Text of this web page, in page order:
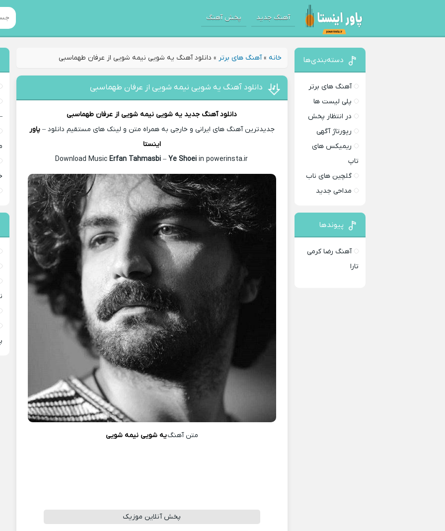
آهنگ جدید پخش آهنگ
خانه »آهنگ های برتر » دانلود آهنگ یه شویی نیمه شویی از عرفان طهماسبی
دانلود آهنگ یه شویی نیمه شویی از عرفان طهماسبی
دانلود آهنگ جدید یه شویی نیمه شویی از عرفان طهماسبی
جدیدترین آهنگ های ایرانی و خارجی به همراه متن و لینک های مستقیم دانلود –پاور
اینستا
Erfan Tahmasbi –Ye Shoeiin powerinsta.ir
متن آهنگیه شویی نیمه شویی
پخش آنلاین موزیک
دسته‌بندی‌ها
آهنگ های برتر
پلی لیست ها
در انتظار پخش
رپورتاژ آگهی
ریمیکس های
تاپ
گلچین های ناب
مداحی جدید
پیوندها
آهنگ رضا کرمی
تارا